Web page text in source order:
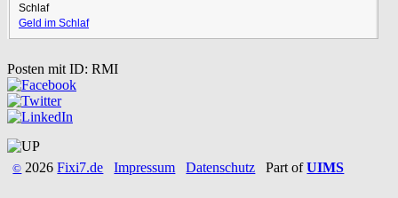
Schlaf
Geld im Schlaf
Posten mit ID: RMI
© 2026Fixi7.de Impressum Datenschutz Part ofUIMS